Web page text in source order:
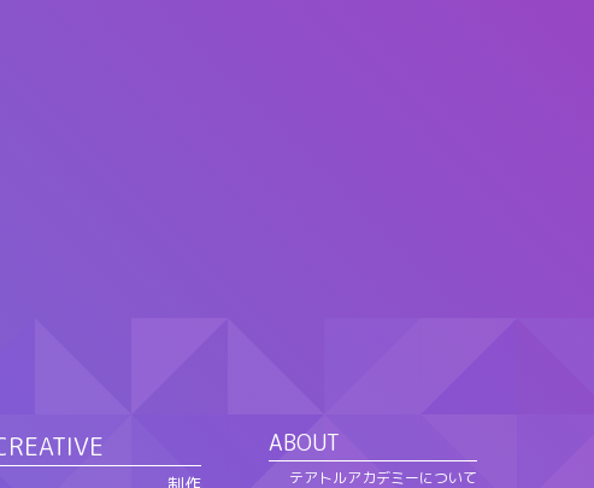
ABOUT